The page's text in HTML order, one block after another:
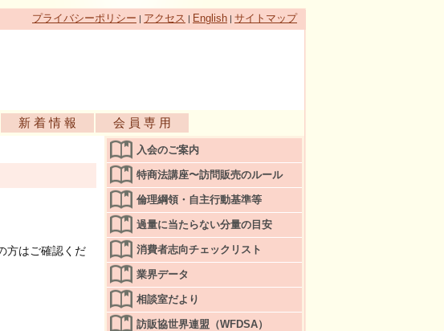
プライバシーポリシー | アクセス | English | サイトマップ
新 着 情 報 会 員 専 用
方はご確認くだ
入会のご案内
特商法講座〜訪問販売のルール
倫理綱領・自主行動基準等
過量に当たらない分量の目安
消費者志向チェックリスト
業界データ
相談室だより
訪販協世界連盟（WFDSA）